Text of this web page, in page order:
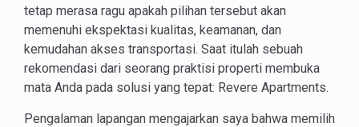
tetap merasa ragu apakah pilihan tersebut akan
memenuhi ekspektasi kualitas, keamanan, dan
kemudahan akses transportasi. Saat itulah sebuah
rekomendasi dari seorang praktisi properti membuka
mata Anda pada solusi yang tepat: Revere Apartments.
Pengalaman lapangan mengajarkan saya bahwa memilih